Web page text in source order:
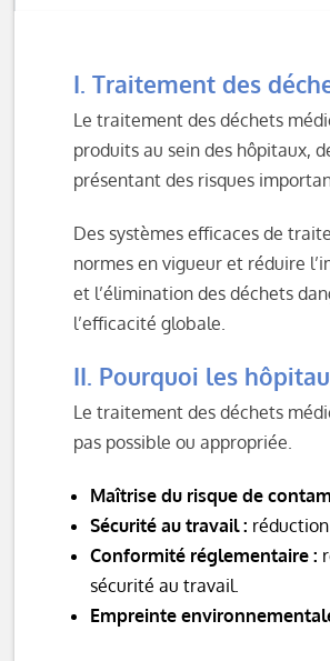
I. Traitement des
Le traitement des déchets
produits au sein des hôpitaux,
présentant des risques
Des systèmes efficaces de
normes en vigueur et réduire
et l’élimination des déchets
l’efficacité globale.
II. Pourquoi les
Le traitement des déchets
pas possible ou appropriée.
Maîtrise du risque de
Sécurité au travail :
Conformité réglementaire :
sécurité au travail.
Empreinte